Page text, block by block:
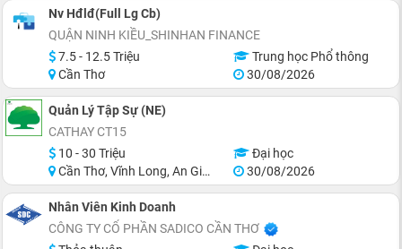
Nv Hđlđ(Full Lg Cb)
QUẬN NINH KIỀU_SHINHAN FINANCE
7.5 - 12.5 Triệu
Trung học Phổ thông
Cần Thơ
30/08/2026
Quản Lý Tập Sự (NE)
CATHAY CT15
10 - 30 Triệu
Đại học
Cần Thơ, Vĩnh Long, An Giang, Hậu Giang, Hồ Chí Minh
30/08/2026
Nhân Viên Kinh Doanh
CÔNG TY CỔ PHẦN SADICO CẦN THƠ